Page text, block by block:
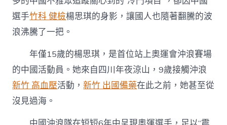
選手竹科 健檢楊思琪的身影，讓國人也隨著翻騰的波
浪沸騰了一把。
年僅15歲的楊思琪，是首位站上奧運會沖浪賽場
的中國活動員。她來自四川年夜涼山，9歲接觸沖浪
新竹 高血壓活動，新竹 出國備藥在此之前，她甚至從
沒見過海。